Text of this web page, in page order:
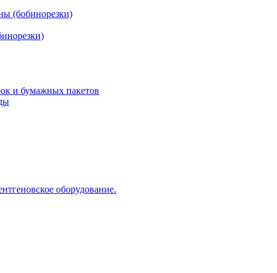
(бобинорезки)
и бумажных пакетов
оборудование.